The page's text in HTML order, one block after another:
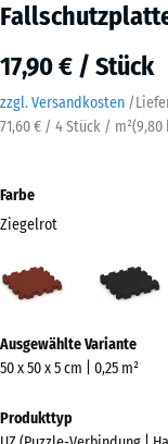
17,90 € / Stück
zzgl. Versandkosten /
71,60 € / 4 Stück / m²(9,80
Farbe
Ziegelrot
(active)
Informationen
zu
Farben?
Ausgewählte Variante
50 x 50 x 5 cm | 0,25 m²
Produkttyp